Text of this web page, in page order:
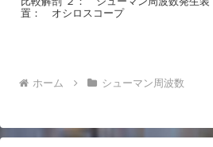
置： オシロスコープ
ホーム シューマン周波数